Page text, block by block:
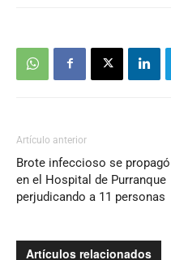
Artículo anterior
Brote infeccioso se propagó
en el Hospital de Purranque
perjudicando a 11 personas
Artículos relacionados